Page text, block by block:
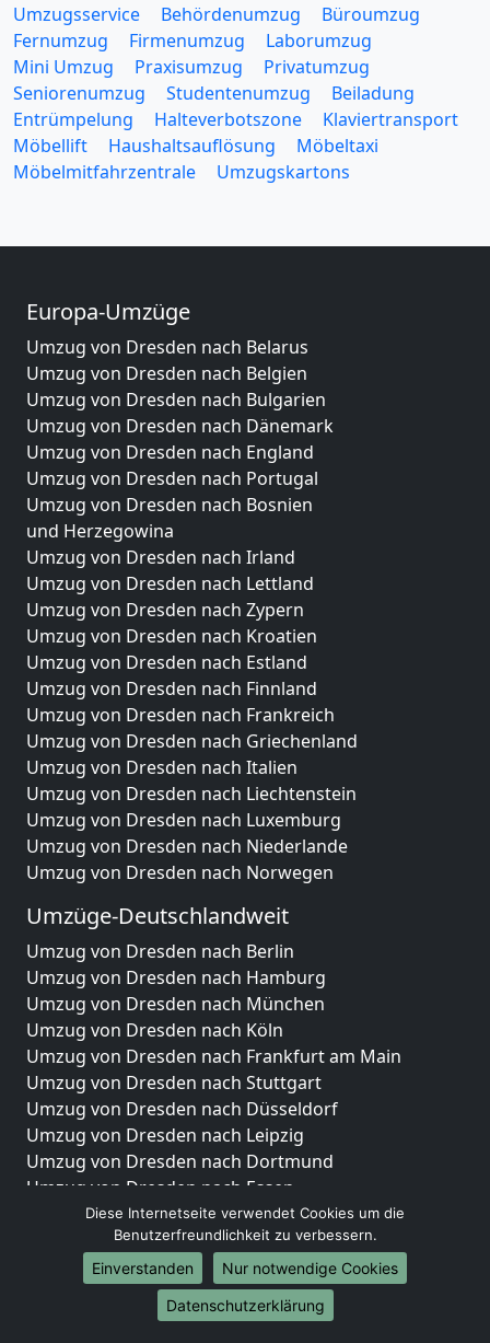
Umzugsservice Behördenumzug
Büroumzug
Fernumzug
Firmenumzug
Laborumzug
Mini Umzug
Praxisumzug
Privatumzug
Seniorenumzug
Studentenumzug
Beiladung
Entrümpelung
Halteverbotszone
Klaviertransport
Möbellift
Haushaltsauflösung
Möbeltaxi
Möbelmitfahrzentrale
Umzugskartons
Europa-Umzüge
Umzug von Dresden nach Belarus
Umzug von Dresden nach Belgien
Umzug von Dresden nach Bulgarien
Umzug von Dresden nach Dänemark
Umzug von Dresden nach England
Umzug von Dresden nach Portugal
Umzug von Dresden nach Bosnien
und Herzegowina
Umzug von Dresden nach Irland
Umzug von Dresden nach Lettland
Umzug von Dresden nach Zypern
Umzug von Dresden nach Kroatien
Umzug von Dresden nach Estland
Umzug von Dresden nach Finnland
Umzug von Dresden nach Frankreich
Umzug von Dresden nach Griechenland
Umzug von Dresden nach Italien
Umzug von Dresden nach Liechtenstein
Umzug von Dresden nach Luxemburg
Umzug von Dresden nach Niederlande
Umzug von Dresden nach Norwegen
Umzüge-Deutschlandweit
Umzug von Dresden nach Berlin
Umzug von Dresden nach Hamburg
Umzug von Dresden nach München
Umzug von Dresden nach Köln
Umzug von Dresden nach Frankfurt am Main
Umzug von Dresden nach Stuttgart
Umzug von Dresden nach Düsseldorf
Umzug von Dresden nach Leipzig
Umzug von Dresden nach Dortmund
Umzug von Dresden nach Essen
Umzug von Dresden nach Bremen
Umzug von Dresden nach Dresden
Umzug von Dresden nach Hannover
Umzug von Dresden nach Nürnberg
Umzug von Dresden nach Duisburg
Diese Internetseite verwendet Cookies um die
Benutzerfreundlichkeit zu verbessern.
Einverstanden
Nur notwendige Cookies
Datenschutzerklärung